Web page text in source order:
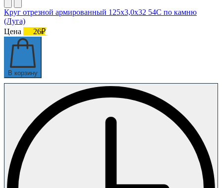
Круг отрезной армированный 125х3,0х32 54С по камню
(Луга)
Цена
26₽
В корзину